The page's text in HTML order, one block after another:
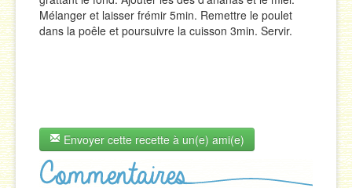
Mélanger et laisser frémir 5min. Remettre le poulet
dans la poêle et poursuivre la cuisson 3min. Servir.
Envoyer cette recette à un(e) ami(e)